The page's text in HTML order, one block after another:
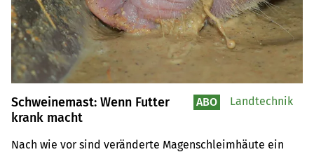
Schweinemast: Wenn Futter
krank macht
Nach wie vor sind veränderte Magenschleimhäute ein
ABO Landtechnik